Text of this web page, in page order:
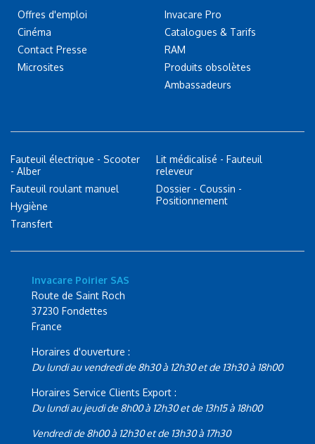
Offres d'emploi
Cinéma
Contact Presse
Microsites
Invacare Pro
Catalogues & Tarifs
RAM
Produits obsolètes
Ambassadeurs
Fauteuil électrique - Scooter
- Alber
Fauteuil roulant manuel
Hygiène
Transfert
Lit médicalisé - Fauteuil
releveur
Dossier - Coussin -
Positionnement
Invacare Poirier SAS
Route de Saint Roch
37230 Fondettes
France
Horaires d'ouverture :
Du lundi au vendredi de 8h30 à 12h30 et de 13h30 à 18h00
Horaires Service Clients Export :
Du lundi au jeudi de 8h00 à 12h30 et de 13h15 à 18h00
Vendredi de 8h00 à 12h30 et de 13h30 à 17h30